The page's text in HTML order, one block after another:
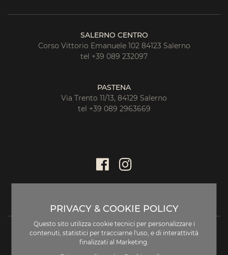
SALERNO CENTRO
Corso Vittorio Emanuele 102 84123 Salerno
tel +39 089 232097
PASTENA
Via Trento 11/13, 84129 Salerno
tel +39 089 2963669
PRIVACY & COOKIE POLICY
Questo sito utilizza cookie tecnici per personalizzare i
contenuti, statistici per tracciarne l'uso, e di interattività
finalizzati al Marketing.